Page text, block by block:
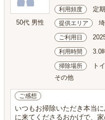
50代 男性
利用頻度 定
提供エリア
ご利用日
利用時間 3.0
掃除場所
ト
その他
ご感想
いつもお掃除いただき本当
に来てくださるおかげで、